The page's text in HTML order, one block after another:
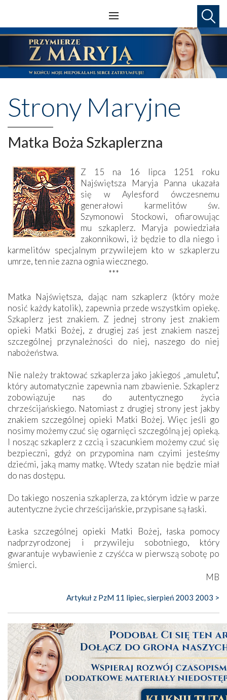
Strony Maryjne
Matka Boża Szkaplerzna
Z 15 na 16 lipca 1251 roku
Najświętsza Maryja Panna ukazała
się w Aylesford ówczesnemu
generałowi karmelitów św.
Szymonowi Stockowi, ofiarowując
mu szkaplerz. Maryja powiedziała
zakonnikowi, iż będzie to dla niego i
karmelitów specjalnym przywilejem kto w szkaplerzu
umrze, ten nie zazna ognia wiecznego.
***
Matka Najświętsza, dając nam szkaplerz (który może
nosić każdy katolik), zapewnia przede wszystkim opiekę.
Szkaplerz jest znakiem. Z jednej strony jest znakiem
opieki Matki Bożej, z drugiej zaś jest znakiem naszej
szczególnej przynależności do niej, naszego do niej
nabożeństwa.
Nie należy traktować szkaplerza jako jakiegoś „amuletu",
który automatycznie zapewnia nam zbawienie. Szkaplerz
zobowiązuje nas do autentycznego życia
chrześcijańskiego. Natomiast z drugiej strony jest jakby
znakiem szczególnej opieki Matki Bożej. Więc jeśli go
nosimy możemy czuć się ogarnięci szczególną jej opieką.
I nosząc szkaplerz z czcią i szacunkiem możemy czuć się
bezpieczni, gdyż on przypomina nam czyimi jesteśmy
dziećmi, jaką mamy matkę. Wtedy szatan nie będzie miał
do nas dostępu.
Do takiego noszenia szkaplerza, za którym idzie w parze
autentyczne życie chrześcijańskie, przypisane są łaski.
Łaska szczególnej opieki Matki Bożej, łaska pomocy
nadprzyrodzonej i przywileju sobotniego, który
gwarantuje wybawienie z czyśćca w pierwszą sobotę po
śmierci.
MB
Artykuł z PzM 11 lipiec, sierpień 2003 2003 >